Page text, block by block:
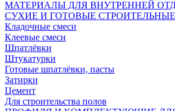
МАТЕРИАЛЫ ДЛЯ ВНУТРЕННЕЙ
СУХИЕ И ГОТОВЫЕ
Кладочные смеси
Клеевые смеси
Шпатлёвки
Штукатурки
Готовые шпатлёвки, пасты
Затирки
Цемент
Для строительства полов